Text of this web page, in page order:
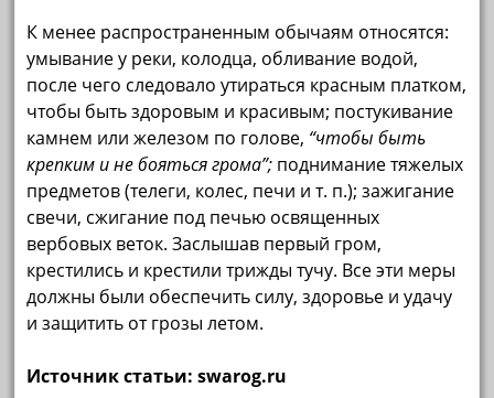
К менее распространенным обычаям относятся:
умывание у реки, колодца, обливание водой,
после чего следовало утираться красным платком,
чтобы быть здоровым и красивым; постукивание
камнем или железом по голове, “чтобы быть
крепким и не бояться грома”; поднимание тяжелых
предметов (телеги, колес, печи и т. п.); зажигание
свечи, сжигание под печью освященных
вербовых веток. Заслышав первый гром,
крестились и крестили трижды тучу. Все эти меры
должны были обеспечить силу, здоровье и удачу
и защитить от грозы летом.
Источник cтатьи: swarog.ru